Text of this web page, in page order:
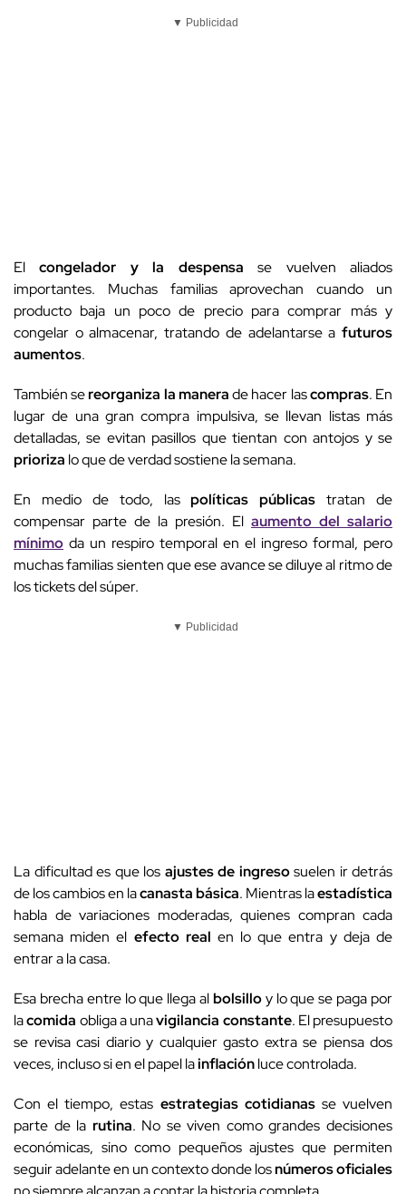
▼ Publicidad
Elcongelador y la despensa se vuelven aliados
importantes. Muchas familias aprovechan cuando un
producto baja un poco de precio para comprar más y
congelar o almacenar, tratando de adelantarse a futuros
aumentos.
También sereorganiza la manerade hacer lascompras. En
lugar de una gran compra impulsiva, se llevan listas más
detalladas, se evitan pasillos que tientan con antojos y se
prioriza lo que de verdad sostiene la semana.
En medio de todo, laspolíticas públicas tratan de
compensar parte de la presión. El aumento del salario
mínimo da un respiro temporal en el ingreso formal, pero
muchas familias sienten que ese avance se diluye al ritmo de
los tickets del súper.
▼ Publicidad
La dificultad es que los ajustes de ingresosuelen ir detrás
de los cambios en lacanasta básica. Mientras laestadística
habla de variaciones moderadas, quienes compran cada
semana miden el efecto real en lo que entra y deja de
entrar a la casa.
Esa brecha entre lo que llega albolsilloy lo que se paga por
lacomida obliga a unavigilancia constante. El presupuesto
se revisa casi diario y cualquier gasto extra se piensa dos
veces, incluso si en el papel lainflaciónluce controlada.
Con el tiempo, estas estrategias cotidianasse vuelven
parte de la rutina. No se viven como grandes decisiones
económicas, sino como pequeños ajustes que permiten
seguir adelante en un contexto donde losnúmeros oficiales